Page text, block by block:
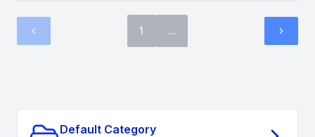
1 ...
Default Category